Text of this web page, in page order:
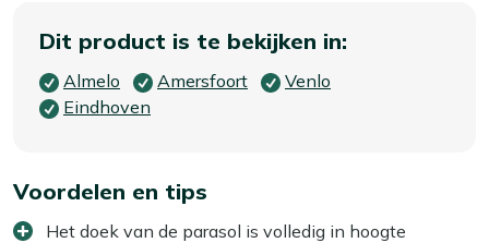
Dit product is te bekijken in:
Almelo Amersfoort
Venlo
Eindhoven
Voordelen en tips
Het doek van de parasol is volledig in hoogte